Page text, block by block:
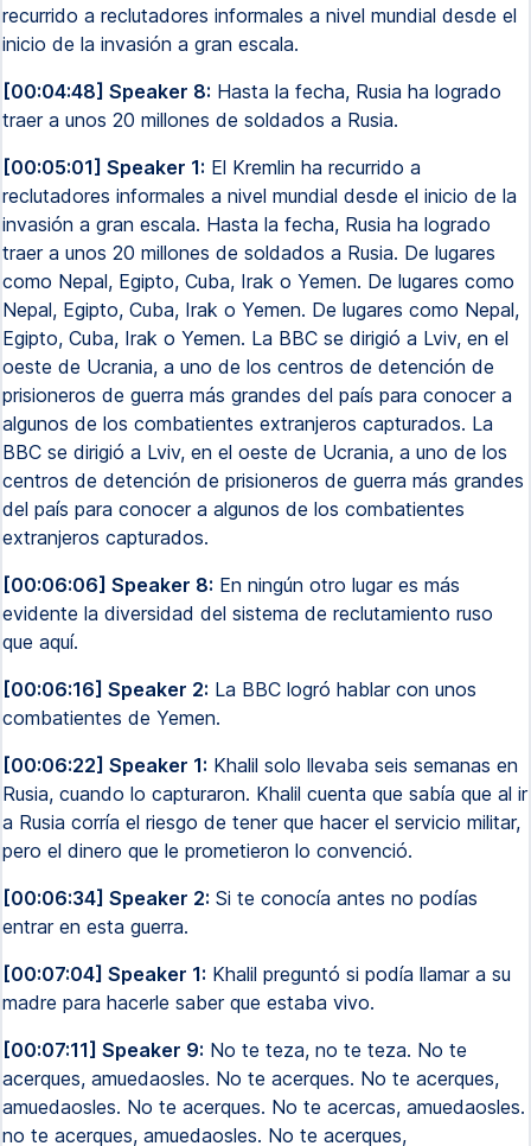
recurrido a reclutadores informales a nivel mundial desde el
inicio de la invasión a gran escala.
[00:04:48] Speaker 8: Hasta la fecha, Rusia ha logrado
traer a unos 20 millones de soldados a Rusia.
[00:05:01] Speaker 1: El Kremlin ha recurrido a
reclutadores informales a nivel mundial desde el inicio de la
invasión a gran escala. Hasta la fecha, Rusia ha logrado
traer a unos 20 millones de soldados a Rusia. De lugares
como Nepal, Egipto, Cuba, Irak o Yemen. De lugares como
Nepal, Egipto, Cuba, Irak o Yemen. De lugares como Nepal,
Egipto, Cuba, Irak o Yemen. La BBC se dirigió a Lviv, en el
oeste de Ucrania, a uno de los centros de detención de
prisioneros de guerra más grandes del país para conocer a
algunos de los combatientes extranjeros capturados. La
BBC se dirigió a Lviv, en el oeste de Ucrania, a uno de los
centros de detención de prisioneros de guerra más grandes
del país para conocer a algunos de los combatientes
extranjeros capturados.
[00:06:06] Speaker 8: En ningún otro lugar es más
evidente la diversidad del sistema de reclutamiento ruso
que aquí.
[00:06:16] Speaker 2: La BBC logró hablar con unos
combatientes de Yemen.
[00:06:22] Speaker 1: Khalil solo llevaba seis semanas en
Rusia, cuando lo capturaron. Khalil cuenta que sabía que al ir
a Rusia corría el riesgo de tener que hacer el servicio militar,
pero el dinero que le prometieron lo convenció.
[00:06:34] Speaker 2: Si te conocía antes no podías
entrar en esta guerra.
[00:07:04] Speaker 1: Khalil preguntó si podía llamar a su
madre para hacerle saber que estaba vivo.
[00:07:11] Speaker 9: No te teza, no te teza. No te
acerques, amuedaosles. No te acerques. No te acerques,
amuedaosles. No te acerques. No te acercas, amuedaosles.
no te acerques, amuedaosles. No te acerques,